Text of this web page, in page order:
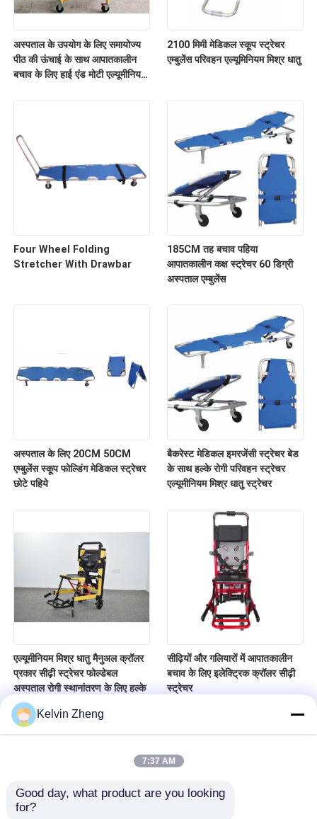
अस्पताल के उपयोग के लिए समायोज्य
पीठ की ऊंचाई के साथ आपातकालीन
बचाव के लिए हाई एंड मोटी एल्यूमीनियम
2100 मिमी मेडिकल स्कूप स्ट्रेचर
एम्बुलेंस परिवहन एल्यूमिनियम मिश्र धातु
Four Wheel Folding
Stretcher With Drawbar
185CM तह बचाव पहिया
आपातकालीन कक्ष स्ट्रेचर 60 डिग्री
अस्पताल एम्बुलेंस
अस्पताल के लिए 20CM 50CM
एम्बुलेंस स्कूप फोल्डिंग मेडिकल स्ट्रेचर
छोटे पहिये
बैकरेस्ट मेडिकल इमरजेंसी स्ट्रेचर बेड
के साथ हल्के रोगी परिवहन स्ट्रेचर
एल्यूमीनियम मिश्र धातु स्ट्रेचर
एल्यूमीनियम मिश्र धातु मैनुअल क्रॉलर
प्रकार सीढ़ी स्ट्रेचर फोल्डेबल
अस्पताल रोगी स्थानांतरण के लिए हल्के
सीढ़ियों और गलियारों में आपातकालीन
बचाव के लिए इलेक्ट्रिक क्रॉलर सीढ़ी
स्ट्रेचर
Kelvin Zheng
7:37 AM
Good day, what product are you looking
for?